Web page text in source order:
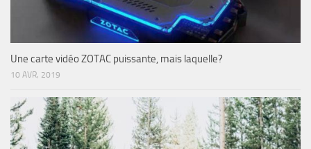
Une carte vidéo ZOTAC puissante, mais laquelle?
10 AVR, 2019